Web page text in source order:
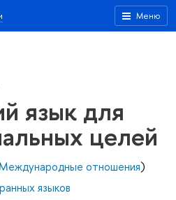
Меню
язык для
целей
Международные отношения)
языков